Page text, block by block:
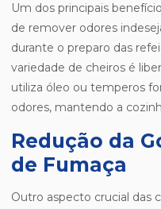
Um dos principais
de remover odores
durante o preparo das
variedade de cheiros é
utiliza óleo ou temperos
odores, mantendo a
Redução da
de Fumaça
Outro aspecto crucial das